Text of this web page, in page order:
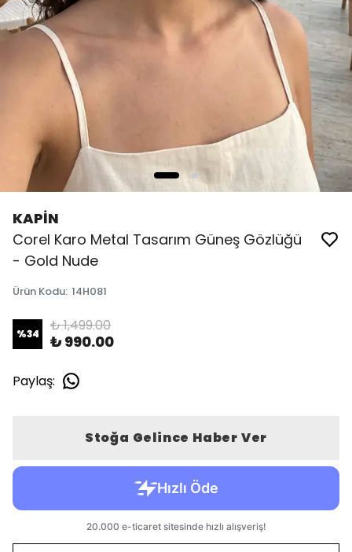
KAPİN
Corel Karo Metal Tasarım Güneş Gözlüğü
- Gold Nude
Ürün Kodu: 14H081
%34 ₺ 1,499.00
₺ 990.00
Paylaş:
Stoğa Gelince Haber Ver